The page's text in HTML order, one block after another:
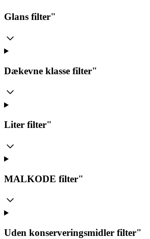
Glans filter"
Dækevne klasse filter"
Liter filter"
MALKODE filter"
Uden konserveringsmidler filter"